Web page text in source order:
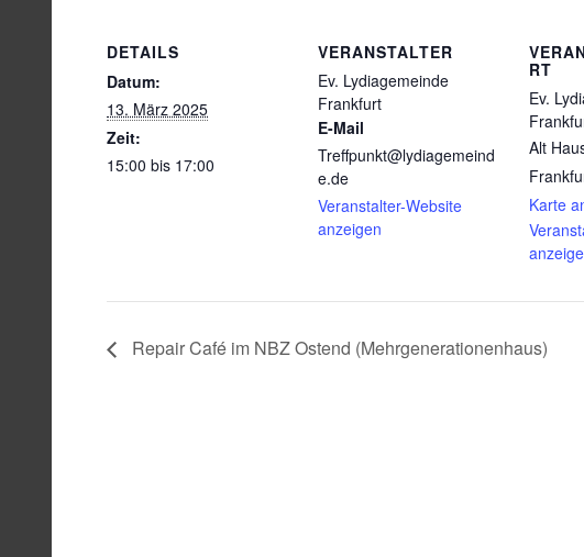
DETAILS
Datum:
13. März 2025
Zeit:
15:00 bis 17:00
VERANSTALTER
Ev. Lydiagemeinde
Frankfurt
E-Mail
Treffpunkt@lydiagemeind
e.de
Veranstalter-Website
anzeigen
RT
Ev.
Alt
Karte
Repair Café im NBZ Ostend (Mehrgenerationenhaus)